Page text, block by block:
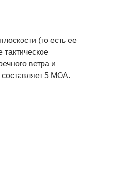
(то есть ее
ветра и
5 MOA.